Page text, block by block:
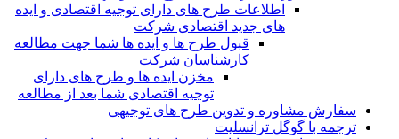
اطلاعات طرح های دارای توجیه اقتصادی و ایده
های جدید اقتصادی شرکت
قبول طرح ها و ایده ها شما جهت مطالعه
کارشناسان شرکت
مخزن ایده ها و طرح های دارای
توجیه اقتصادی شما بعد از مطالعه
سفارش مشاوره و تدوین طرح های توجیهی
ترجمه با گوگل ترانسلیت